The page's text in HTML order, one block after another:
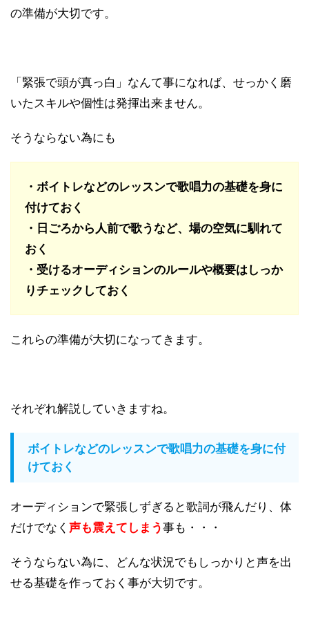
の準備が大切です。
「緊張で頭が真っ白」なんて事になれば、せっかく磨
いたスキルや個性は発揮出来ません。
そうならない為にも
・ボイトレなどのレッスンで歌唱力の基礎を身に
付けておく
・日ごろから人前で歌うなど、場の空気に馴れて
おく
・受けるオーディションのルールや概要はしっか
りチェックしておく
これらの準備が大切になってきます。
それぞれ解説していきますね。
ボイトレなどのレッスンで歌唱力の基礎を身に付
けておく
オーディションで緊張しずぎると歌詞が飛んだり、体
だけでなく 声も震えてしまう事も・・・
そうならない為に、どんな状況でもしっかりと声を出
せる基礎を作っておく事が大切です。